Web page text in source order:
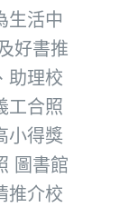
生活中
好書推
助理校
工合照
小得獎
圖書館
推介校